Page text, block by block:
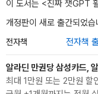
이 도서는 <진짜 챗GPT
개정판이 새로 출간되었습
전자책 전자책
알라딘 만권당 삼성카드,
최대 1만원 또는 2만원